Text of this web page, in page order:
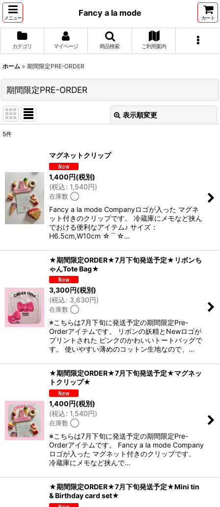
メニュー
Fancy a la mode
カート
カテゴリ マイページ 商品検索 ご利用案内
ホーム > 期間限定PRE-ORDER
期間限定PRE-ORDER
表示順変更
並び順:
5件
マグネットクリップ
1,400円(税別)
(税込: 1,540円)
在庫数 ◯
Fancy a la mode Companyロゴが入った マグネ
ット付きのクリップです。 冷蔵庫にメモなど挟ん
でおける便利なアイテム♪ サイズ：
H6.5cm,W10cm ☆⌒☆…
★期間限定ORDER★7月下旬発送予定★リボンち
ゃんTote Bag★
3,300円(税別)
(税込: 3,630円)
在庫数 ◯
※こちらは7月下旬に発送予定の期間限定Pre-
Orderアイテムです。 リボンの妖精とNewロゴが
プリントされた ピンクのかわいいトートバッグで
す。 使いやすい薄めのコットン生地なので、…
★期間限定ORDER★7月下旬発送予定★マグネッ
トクリップ★
1,400円(税別)
(税込: 1,540円)
在庫数 ◯
※こちらは7月下旬に発送予定の期間限定Pre-
Orderアイテムです。 Fancy a la mode Company
ロゴが入った マグネット付きのクリップです。
冷蔵庫にメモなど挟んで…
★期間限定ORDER★7月下旬発送予定★Mini tin
& Birthday card set★